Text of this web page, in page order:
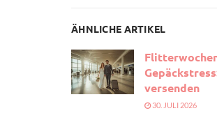
ÄHNLICHE ARTIKEL
versenden
30. JULI 2026